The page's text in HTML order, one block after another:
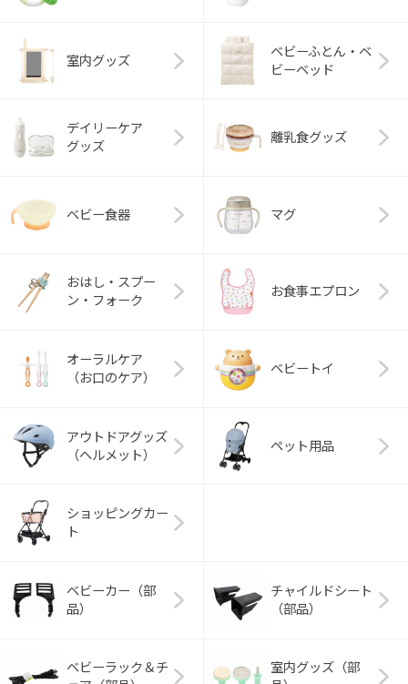
室内グッズ
ベビーふとん・ベ
ビーベッド
デイリーケア
グッズ
離乳食グッズ
ベビー食器 マグ
おはし・スプー
ン・フォーク
お食事エプロン
オーラルケア
（お口のケア）
ベビートイ
アウトドアグッズ
（ヘルメット）
ペット用品
ショッピングカー
ト
ベビーカー（部
品）
チャイルドシート
（部品）
ベビーラック＆チ
室内グッズ（部